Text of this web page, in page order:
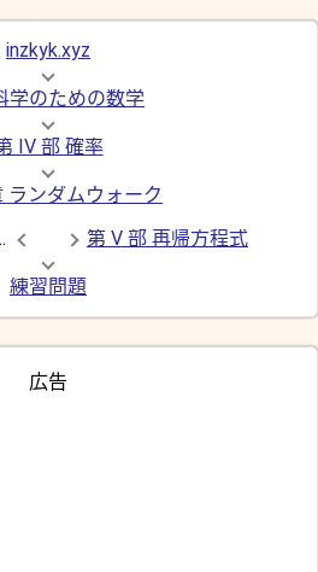
inzkyk.xyz
学のための数学
IV 部 確率
ランダムウォーク
ウォーク
第 V 部 再帰方程式
練習問題
広告